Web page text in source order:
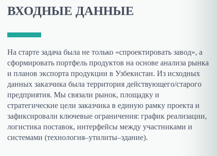
ВХОДНЫЕ ДАННЫЕ
На старте задача была не только «спроектировать завод», а
сформировать портфель продуктов на основе анализа рынка
и планов экспорта продукции в Узбекистан. Из исходных
данных заказчика была территория действующего/старого
предприятия. Мы связали рынок, площадку и
стратегические цели заказчика в единую рамку проекта и
зафиксировали ключевые ограничения: график реализации,
логистика поставок, интерфейсы между участниками и
системами (технология–утилиты–здание).